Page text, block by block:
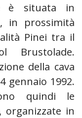
è situata in
in prossimità
Pinei tra il
della cava
gennaio 1992.
quindi le
organizzate in